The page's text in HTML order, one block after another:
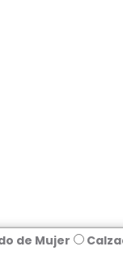
de Mujer